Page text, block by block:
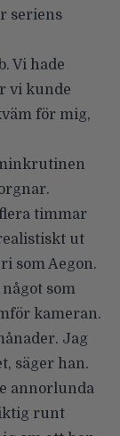
seriens
Vi hade
vi kunde
för mig,
timmar
ut
som Aegon.
som
kameran.
Jag
säger han.
annorlunda
runt